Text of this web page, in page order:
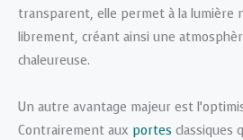
transparent, elle permet à la lumière
librement, créant ainsi une
chaleureuse.
Un autre avantage majeur est
Contrairement aux portes classiques